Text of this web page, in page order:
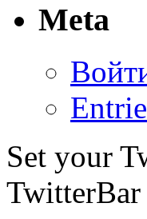
Meta
Set your
TwitterBar